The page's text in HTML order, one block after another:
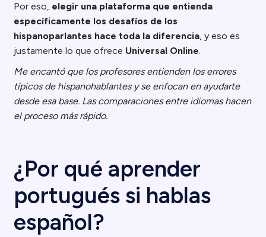
Por eso, elegir una plataforma que entienda
específicamente los desafíos de los
hispanoparlantes hace toda la diferencia, y eso es
justamente lo que ofrece Universal Online.
Me encantó que los profesores entienden los errores
típicos de hispanohablantes y se enfocan en ayudarte
desde esa base. Las comparaciones entre idiomas hacen
el proceso más rápido.
¿Por qué aprender
portugués si hablas
español?